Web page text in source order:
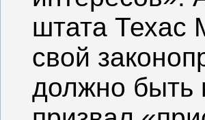
штата Техас
свой
должно быть